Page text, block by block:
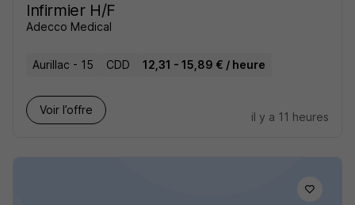
Infirmier H/F
Adecco Medical
Aurillac - 15 CDD 12,31 - 15,89 € / heure
Voir l’offre
il y a 11 heures